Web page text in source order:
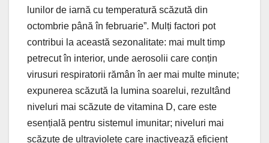
lunilor de iarnă cu temperatură scăzută din
octombrie până în februarie”. Mulți factori pot
contribui la această sezonalitate: mai mult timp
petrecut în interior, unde aerosolii care conțin
virusuri respiratorii rămân în aer mai multe minute;
expunerea scăzută la lumina soarelui, rezultând
niveluri mai scăzute de vitamina D, care este
esențială pentru sistemul imunitar; niveluri mai
scăzute de ultraviolete care inactivează eficient